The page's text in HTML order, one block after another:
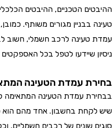
הטכניים, ההיבטים הכלכליים
בבניין מגורים משותף. כמובן,
לרכב חשמלי, חשוב לבחור
שיידעו לטפל בכל האספקטים של
עמדת הטעינה
עמדת הטעינה המתאימה לרכב
בחשבון. אחד מהם הוא סוג
שונים של רכבים חשמליים, וכל